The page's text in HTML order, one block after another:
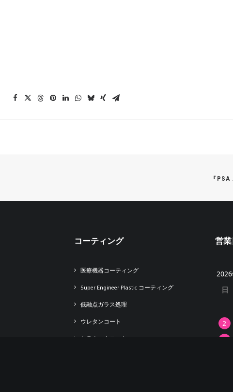
『
コーティング
医療機器コーティング
Super Engineer Plastic コーティング
低融点ガラス処理
ウレタンコート
セラミックコート
営
日
2
9